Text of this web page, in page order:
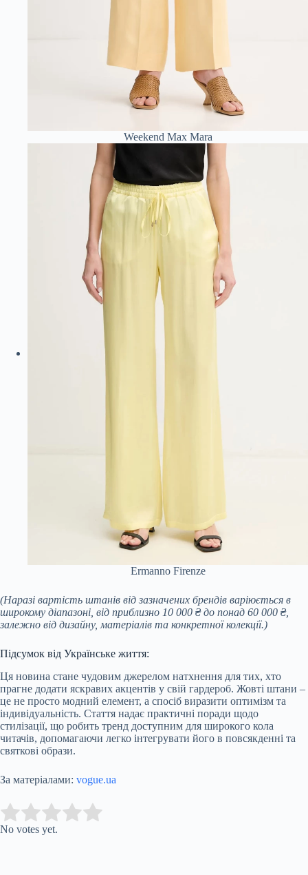
Weekend Max Mara
Ermanno Firenze
(Наразі вартість штанів від зазначених брендів варіюється в
широкому діапазоні, від приблизно 10 000 ₴ до понад 60 000 ₴,
залежно від дизайну, матеріалів та конкретної колекції.)
Підсумок від Українське життя:
Ця новина стане чудовим джерелом натхнення для тих, хто
прагне додати яскравих акцентів у свій гардероб. Жовті штани –
це не просто модний елемент, а спосіб виразити оптимізм та
індивідуальність. Стаття надає практичні поради щодо
стилізації, що робить тренд доступним для широкого кола
читачів, допомагаючи легко інтегрувати його в повсякденні та
святкові образи.
За матеріалами: vogue.ua
Rate this item:
No votes yet.